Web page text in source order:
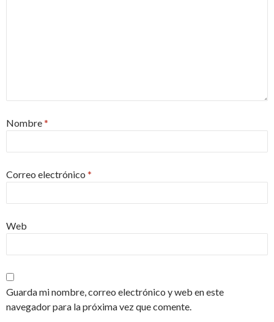
Nombre*
Correo electrónico *
Web
Guarda mi nombre, correo electrónico y web en este
navegador para la próxima vez que comente.